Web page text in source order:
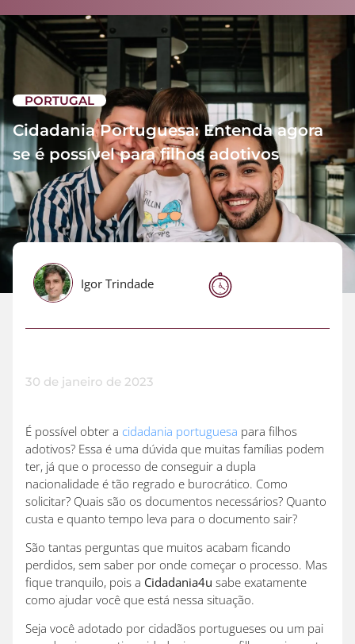
PORTUGAL
Cidadania Portuguesa: Entenda agora
se é possível para filhos adotivos
Igor Trindade
30 de janeiro de 2023
É possível obter a cidadania portuguesa para filhos
adotivos? Essa é uma dúvida que muitas famílias podem
ter, já que o processo de conseguir a dupla
nacionalidade é tão regrado e burocrático. Como
solicitar? Quais são os documentos necessários? Quanto
custa e quanto tempo leva para o documento sair?
São tantas perguntas que muitos acabam ficando
perdidos, sem saber por onde começar o processo. Mas
fique tranquilo, pois a Cidadania4u sabe exatamente
como ajudar você que está nessa situação.
Seja você adotado por cidadãos portugueses ou um pai